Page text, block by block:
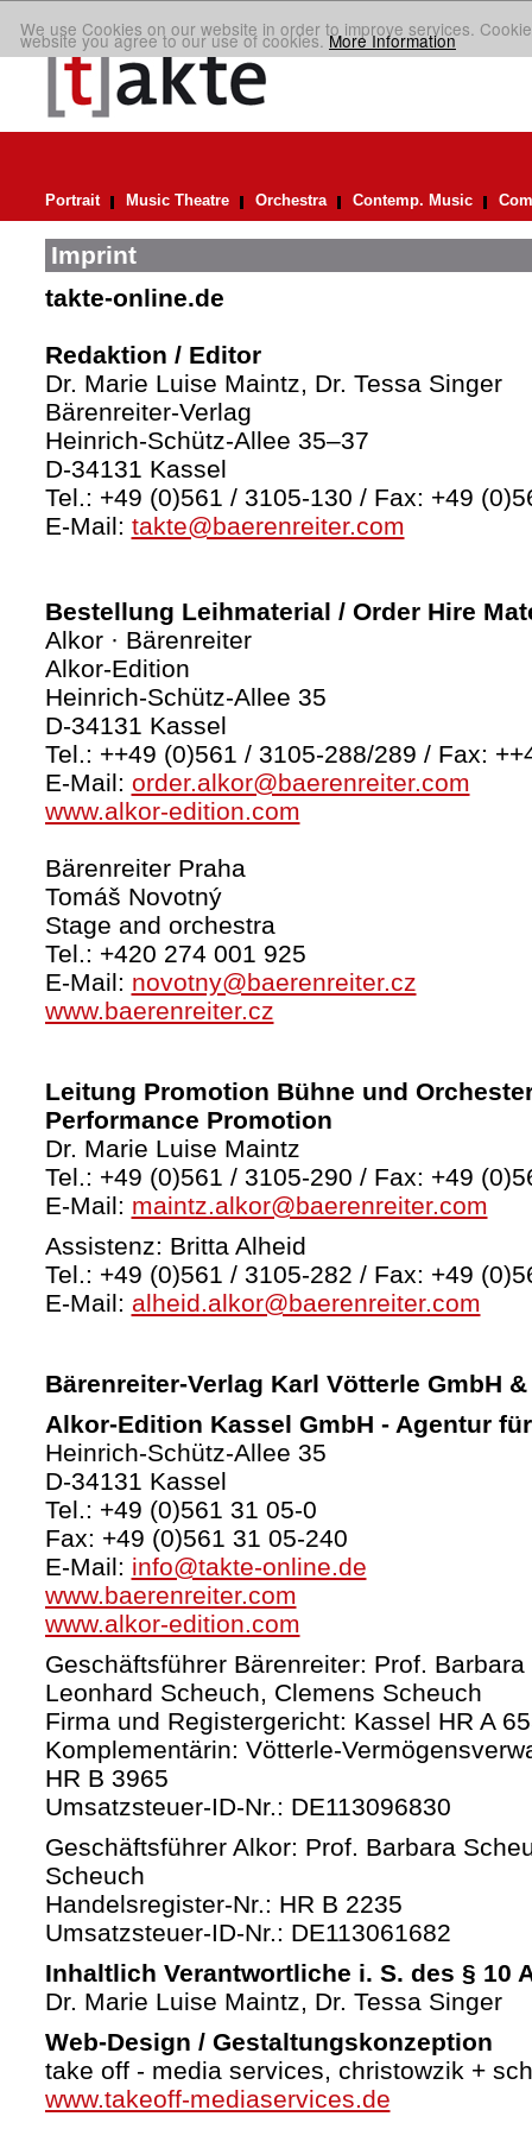
We use Cookies on our website in order to improve services.
website you agree to our use of cookies.More Information
Portrait Music Theatre Orchestra Contemp. Music
Imprint
takte-online.de
Redaktion / Editor
Dr. Marie Luise Maintz, Dr. Tessa Singer
Bärenreiter-Verlag
Heinrich-Schütz-Allee 35–37
D-34131 Kassel
Tel.: +49 (0)561 / 3105-130 / Fax: +49
E-Mail: takte@baerenreiter.com
Bestellung Leihmaterial / Order Hire
Alkor · Bärenreiter
Alkor-Edition
Heinrich-Schütz-Allee 35
D-34131 Kassel
Tel.: ++49 (0)561 / 3105-288/289 / Fax:
E-Mail: order.alkor@baerenreiter.com
www.alkor-edition.com
Bärenreiter Praha
Tomáš Novotný
Stage and orchestra
Tel.: +420 274 001 925
E-Mail: novotny@baerenreiter.cz
www.baerenreiter.cz
Leitung Promotion Bühne und
Performance Promotion
Dr. Marie Luise Maintz
Tel.: +49 (0)561 / 3105-290 / Fax: +49
E-Mail: maintz.alkor@baerenreiter.com
Assistenz: Britta Alheid
Tel.: +49 (0)561 / 3105-282 / Fax: +49
E-Mail: alheid.alkor@baerenreiter.com
Bärenreiter-Verlag Karl Vötterle GmbH &
Alkor-Edition Kassel GmbH - Agentur
Heinrich-Schütz-Allee 35
D-34131 Kassel
Tel.: +49 (0)561 31 05-0
Fax: +49 (0)561 31 05-240
E-Mail: info@takte-online.de
www.baerenreiter.com
www.alkor-edition.com
Geschäftsführer Bärenreiter: Prof.
Leonhard Scheuch, Clemens Scheuch
Firma und Registergericht: Kassel HR A
Komplementärin: Vötterle-
HR B 3965
Umsatzsteuer-ID-Nr.: DE113096830
Geschäftsführer Alkor: Prof. Barbara
Scheuch
Handelsregister-Nr.: HR B 2235
Umsatzsteuer-ID-Nr.: DE113061682
Inhaltlich Verantwortliche i. S. des § 10
Dr. Marie Luise Maintz, Dr. Tessa Singer
Web-Design / Gestaltungskonzeption
take off - media services, christowzik +
www.takeoff-mediaservices.de